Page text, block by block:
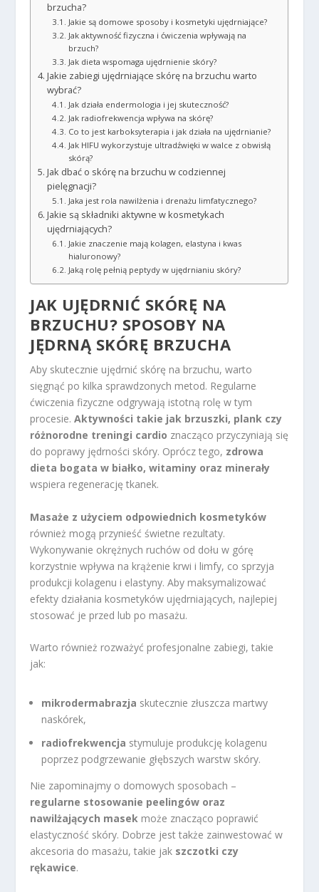
brzucha?
Jakie są domowe sposoby i kosmetyki ujędrniające?
Jak aktywność fizyczna i ćwiczenia wpływają na
brzuch?
Jak dieta wspomaga ujędrnienie skóry?
Jakie zabiegi ujędrniające skórę na brzuchu warto
wybrać?
Jak działa endermologia i jej skuteczność?
Jak radiofrekwencja wpływa na skórę?
Co to jest karboksyterapia i jak działa na ujędrnianie?
Jak HIFU wykorzystuje ultradźwięki w walce z obwisłą
skórą?
Jak dbać o skórę na brzuchu w codziennej
pielęgnacji?
Jaka jest rola nawilżenia i drenażu limfatycznego?
Jakie są składniki aktywne w kosmetykach
ujędrniających?
Jakie znaczenie mają kolagen, elastyna i kwas
hialuronowy?
Jaką rolę pełnią peptydy w ujędrnianiu skóry?
JAK UJĘDRNIĆ SKÓRĘ NA
BRZUCHU? SPOSOBY NA
JĘDRNĄ SKÓRĘ BRZUCHA
Aby skutecznie ujędrnić skórę na brzuchu, warto
sięgnąć po kilka sprawdzonych metod. Regularne
ćwiczenia fizyczne odgrywają istotną rolę w tym
procesie.Aktywności takie jak brzuszki, plank czy
różnorodne treningi cardio znacząco przyczyniają się
do poprawy jędrności skóry. Oprócz tego, zdrowa
dieta bogata w białko, witaminy oraz minerały
wspiera regenerację tkanek.
Masaże z użyciem odpowiednich kosmetyków
również mogą przynieść świetne rezultaty.
Wykonywanie okrężnych ruchów od dołu w górę
korzystnie wpływa na krążenie krwi i limfy, co sprzyja
produkcji kolagenu i elastyny. Aby maksymalizować
efekty działania kosmetyków ujędrniających, najlepiej
stosować je przed lub po masażu.
Warto również rozważyć profesjonalne zabiegi, takie
jak:
mikrodermabrazja skutecznie złuszcza martwy
naskórek,
radiofrekwencja stymuluje produkcję kolagenu
poprzez podgrzewanie głębszych warstw skóry.
Nie zapominajmy o domowych sposobach –
regularne stosowanie peelingów oraz
nawilżających masek może znacząco poprawić
elastyczność skóry. Dobrze jest także zainwestować w
akcesoria do masażu, takie jak szczotki czy
rękawice.